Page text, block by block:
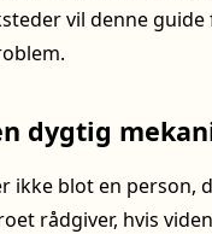
vil denne
dygtig
ikke blot en person,
rådgiver, hvis